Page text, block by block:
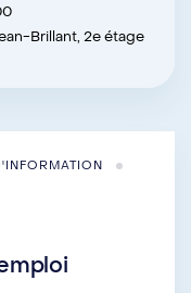
Brillant, 2e étage